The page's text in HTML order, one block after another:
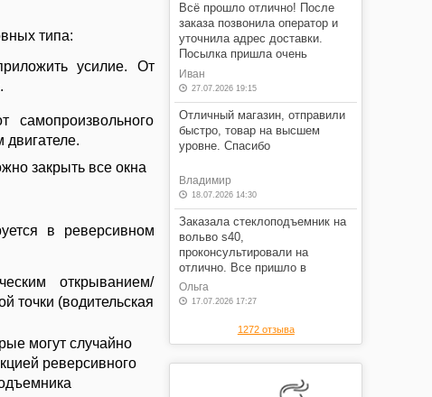
типа:
усилие. От
самопроизвольного
двигателе.
закрыть все окна
в реверсивном
открыванием/
точки (водительская
могут случайно
реверсивного
Всё прошло отлично! После
заказа позвонила оператор и
уточнила адрес доставки.
Посылка пришла очень
быстро! Я очень доволен этим
магазином.
Иван
27.07.2026 19:15
Отличный магазин, отправили
быстро, товар на высшем
уровне. Спасибо
Владимир
18.07.2026 14:30
Заказала стеклоподъемник на
вольво s40,
проконсультировали на
отлично. Все пришло в
оговоренные сроки, в отличном
состоянии, по оговоренной
Ольга
17.07.2026 17:27
1272 отзыва